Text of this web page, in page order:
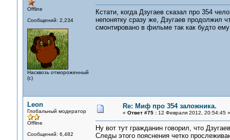
Offline
Сообщений: 2,234
Насквозь отмороженный
(с)
Кстати, когда Дзугаев сказал про 354
непонятку сразу же, Дзугаев продолжил
смонтировано в фильме так как будто
Leon
Глобальный модератор
Offline
Сообщений: 6,482
Re: Миф про 354 заложника.
« Ответ #75 :12 Февраля 2012, 20:54:45 »
Ну вот тут гражданин говорил, что
Следы этого пояснения четко